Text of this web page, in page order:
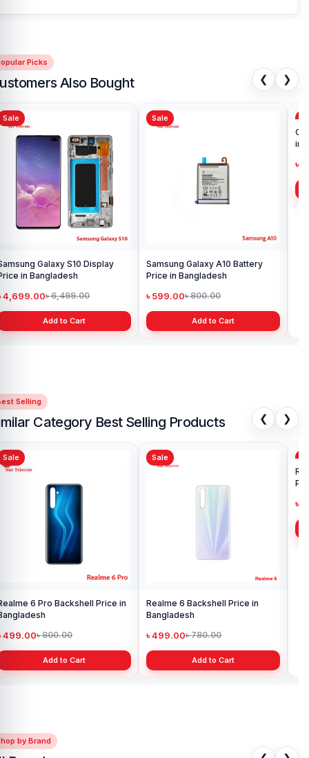
Picks
Also Bought ❮ ❯
Sale
Galaxy S10 Display
in Bangladesh
4,699.00৳ 6,499.00
Add to Cart
Sale
Samsung Galaxy A10 Battery
Price in Bangladesh
৳ 599.00৳ 800.00
Add to Cart
Selling
Category Best Selling Products ❮ ❯
Sale
6 Pro Backshell Price in
499.00৳ 800.00
Add to Cart
Sale
Realme 6 Backshell Price in
Bangladesh
৳ 499.00৳ 780.00
Add to Cart
by Brand